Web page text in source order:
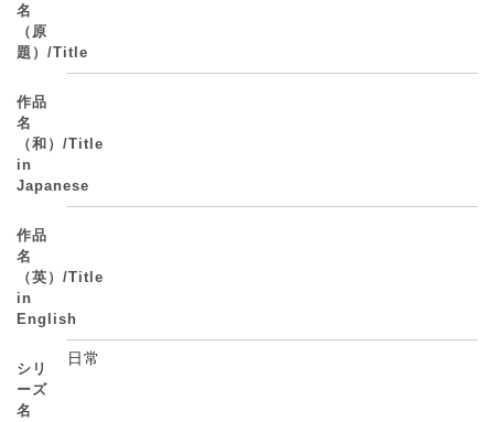
名
（原
題）/Title
作品
名
（和）/Title
in
Japanese
作品
名
（英）/Title
in
English
シリ
ーズ
名
日常